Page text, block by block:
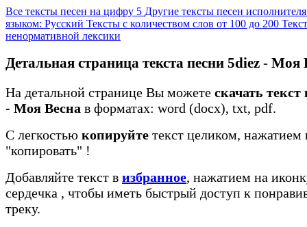
Все тексты песен на цифру 5 Другие тексты песен
языком: Русский Тексты с количеством слов от 100 до 200
ненормативной лексики
Детальная страница текста песни 5diez - Моя
На детальной странице Вы можете скачать текст
- Моя Весна в форматах: word (docx), txt, pdf.
С легкостью копируйте текст целиком, нажатием
"копировать" !
Добавляйте текст в избранное, нажатием на
сердечка , чтобы иметь быстрый доступ к
треку.